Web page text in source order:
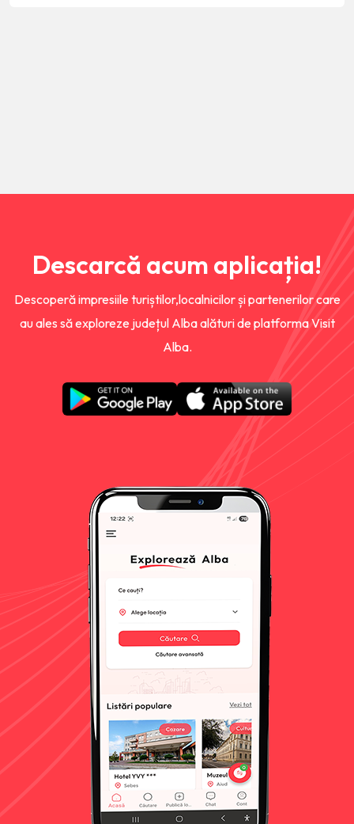
Descarcă acum aplicația!
Descoperă impresiile turiștilor,localnicilor și partenerilor care
au ales să exploreze județul Alba alături de platforma Visit
Alba.